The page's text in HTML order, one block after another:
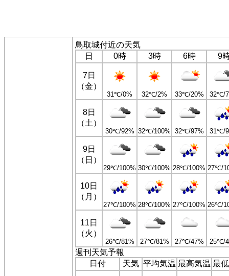
鳥取城付近の天気
日
0時 3時 6時 9
7日
（金）
31℃/0% 32℃/2% 33℃/20% 32℃/
8日
（土）
30℃/92% 32℃/100% 32℃/97% 31℃/
9日
（日）
29℃/100% 30℃/100% 28℃/100% 27℃/
10日
（月）
27℃/100% 28℃/100% 27℃/100% 26℃/
11日
（火）
26℃/81% 27℃/81% 27℃/47% 25℃/
週刊天気予報
日付
天気 平均気温 最高気温 最